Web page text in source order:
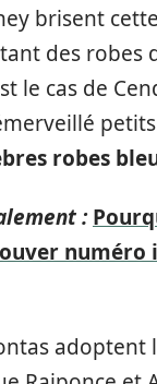
brisent
des robes
le cas de
robes
:
numéro
adoptent